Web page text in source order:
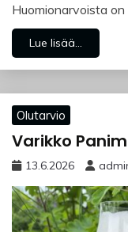
Huomionarvoista
Lue lisää...
Olutarvio
Varikko
13.6.2026